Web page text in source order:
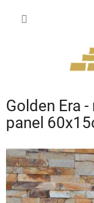
Golden Era
panel